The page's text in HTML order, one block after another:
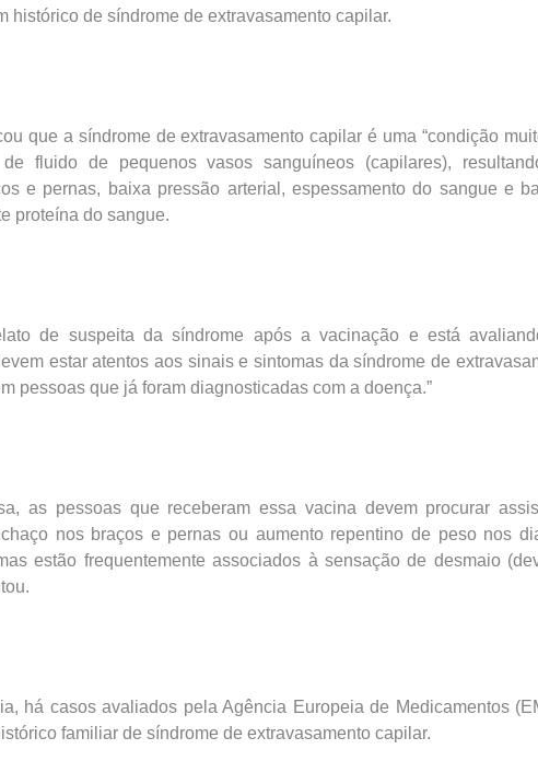
histórico de síndrome de extravasamento capilar.
que a síndrome de extravasamento capilar é uma “condição
fluido de pequenos vasos sanguíneos (capilares),
e pernas, baixa pressão arterial, espessamento do sangue e
proteína do sangue.
de suspeita da síndrome após a vacinação e está
estar atentos aos sinais e sintomas da síndrome de
pessoas que já foram diagnosticadas com a doença.”
as pessoas que receberam essa vacina devem procurar
nos braços e pernas ou aumento repentino de peso nos
estão frequentemente associados à sensação de desmaio
há casos avaliados pela Agência Europeia de Medicamentos
familiar de síndrome de extravasamento capilar.